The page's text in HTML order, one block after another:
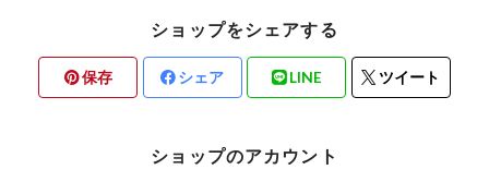
ショップをシェアする
保存 シェア LINE ツイート
ショップのアカウント